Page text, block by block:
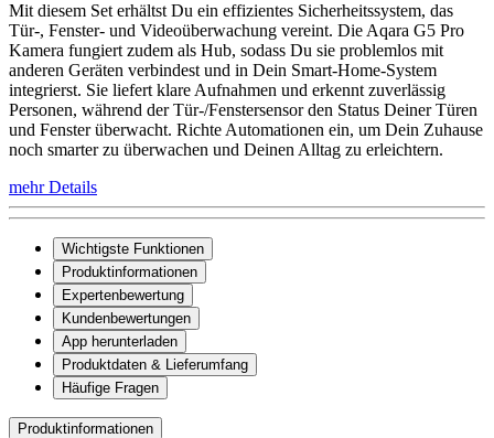
Mit diesem Set erhältst Du ein effizientes Sicherheitssystem, das
Tür-, Fenster- und Videoüberwachung vereint. Die Aqara G5 Pro
Kamera fungiert zudem als Hub, sodass Du sie problemlos mit
anderen Geräten verbindest und in Dein Smart-Home-System
integrierst. Sie liefert klare Aufnahmen und erkennt zuverlässig
Personen, während der Tür-/Fenstersensor den Status Deiner Türen
und Fenster überwacht. Richte Automationen ein, um Dein Zuhause
noch smarter zu überwachen und Deinen Alltag zu erleichtern.
mehr Details
Wichtigste Funktionen
Produktinformationen
Expertenbewertung
Kundenbewertungen
App herunterladen
Produktdaten & Lieferumfang
Häufige Fragen
Produktinformationen